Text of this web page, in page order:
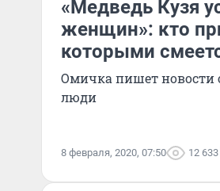
«Медведь Кузя
женщин»: кто
которыми
Омичка пишет новости
люди
8 февраля, 2020, 07:50 12 633